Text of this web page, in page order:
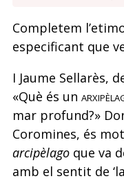
Completem
especificant que
I Jaume Sellarès,
«Què és un
mar profund?»
Coromines, és
arcipèlagoque va
amb el sentit de